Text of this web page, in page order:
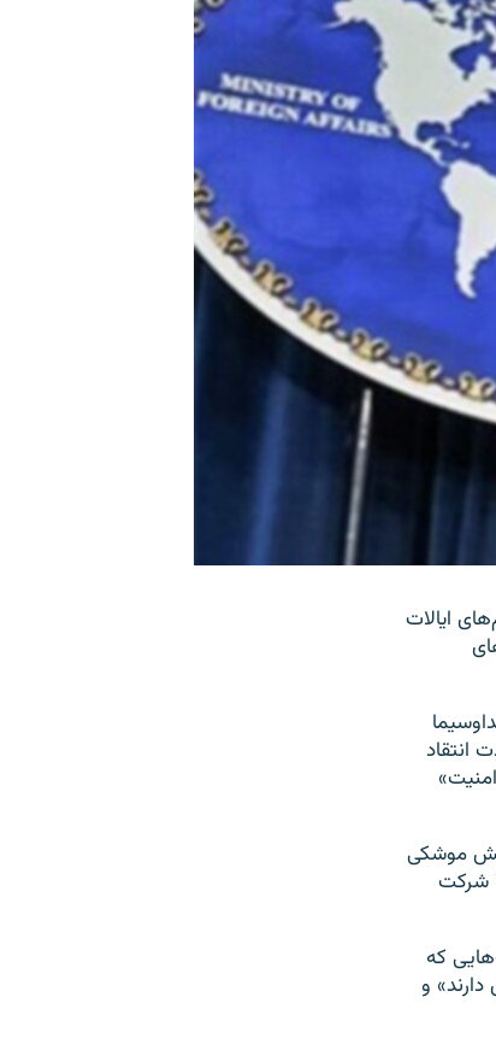
ایالات
به شدت انتقاد
با روح و متن قطعنامه ۲۲۳۱ شورای امنیت»
با آزمایش موشکی
اخیر جمهوری اسلامی در فهرست تحریم‌های خود قرار داد، که شامل ۱۳ شخص حقیقی و ۱۲ شرکت
که
و